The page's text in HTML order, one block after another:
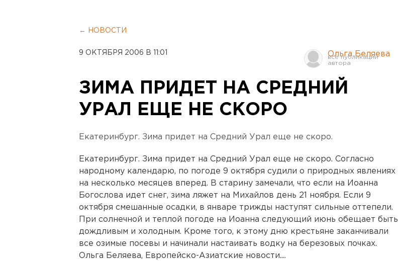
← НОВОСТИ
9 ОКТЯБРЯ 2006 В 11:01 Ольга Беляева
ЗИМА ПРИДЕТ НА СРЕДНИЙ
УРАЛ ЕЩЕ НЕ СКОРО
Екатеринбург. Зима придет на Средний Урал еще не скоро.
Екатеринбург. Зима придет на Средний Урал еще не скоро. Согласно
народному календарю, по погоде 9 октября судили о природных явлениях
на несколько месяцев вперед. В старину замечали, что если на Иоанна
Богослова идет снег, зима ляжет на Михайлов день 21 ноября. Если 9
октября смешанные осадки, в январе трижды наступят сильные оттепели.
При солнечной и теплой погоде на Иоанна следующий июнь обещает быть
дождливым и холодным. Кроме того, к этому дню крестьяне заканчивали
все озимые посевы и начинали настаивать водку на березовых почках.
Ольга Беляева, Европейско-Азиатские новости....